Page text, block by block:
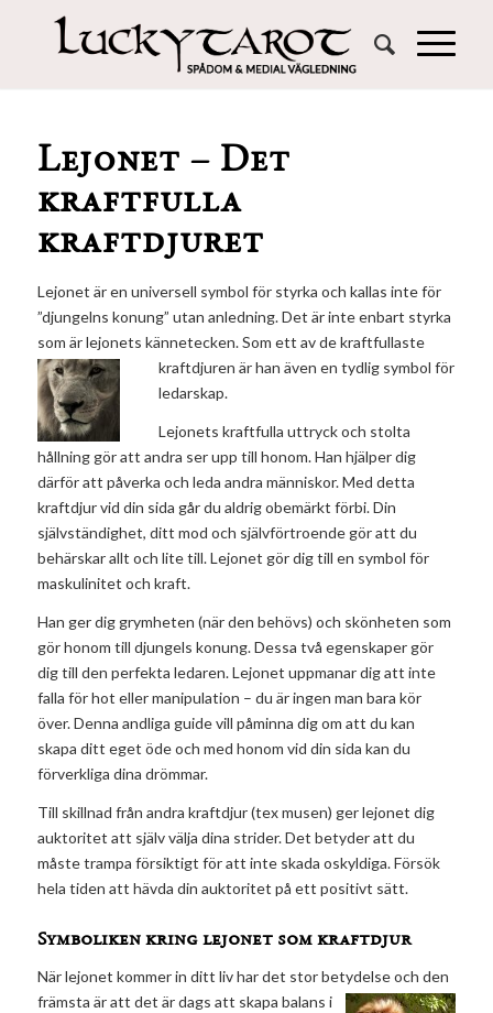
Lejonet – Det
kraftfulla
kraftdjuret
Lejonet är en universell symbol för styrka och kallas inte för
”djungelns konung” utan anledning. Det är inte enbart styrka
som är lejonets kännetecken. Som ett av de kraftfullaste
kraftdjuren är han även en tydlig symbol för
ledarskap.
Lejonets kraftfulla uttryck och stolta
hållning gör att andra ser upp till honom. Han hjälper dig
därför att påverka och leda andra människor. Med detta
kraftdjur vid din sida går du aldrig obemärkt förbi. Din
självständighet, ditt mod och självförtroende gör att du
behärskar allt och lite till. Lejonet gör dig till en symbol för
maskulinitet och kraft.
Han ger dig grymheten (när den behövs) och skönheten som
gör honom till djungels konung. Dessa två egenskaper gör
dig till den perfekta ledaren. Lejonet uppmanar dig att inte
falla för hot eller manipulation – du är ingen man bara kör
över. Denna andliga guide vill påminna dig om att du kan
skapa ditt eget öde och med honom vid din sida kan du
förverkliga dina drömmar.
Till skillnad från andra kraftdjur (tex musen) ger lejonet dig
auktoritet att själv välja dina strider. Det betyder att du
måste trampa försiktigt för att inte skada oskyldiga. Försök
hela tiden att hävda din auktoritet på ett positivt sätt.
Symboliken kring lejonet som kraftdjur
När lejonet kommer in ditt liv har det stor betydelse och den
främsta är att det är dags att skapa balans i